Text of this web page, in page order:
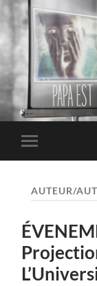
Toggle
mobile
AUTEUR/